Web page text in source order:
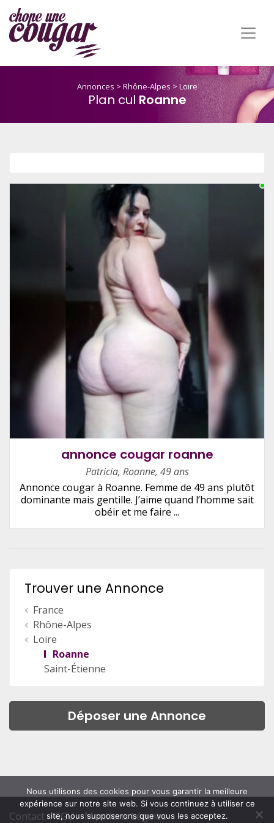
Annonces > Rhône-Alpes > Loire
Plan cul Roanne
annonce cougar roanne
Patricia, Roanne, 49 ans
Annonce cougar à Roanne. Femme de 49 ans plutôt
dominante mais gentille. J’aime quand l’homme sait
obéir et me faire ...
Trouver une Annonce
France
Rhône-Alpes
Loire
Roanne
Saint-Étienne
Déposer une Annonce
Contact CGU Mentions Légales
Nous utilisons des cookies pour vous garantir la meilleure
expérience sur notre site web. Si vous continuez à utiliser ce
site, nous supposerons que vous les acceptez.